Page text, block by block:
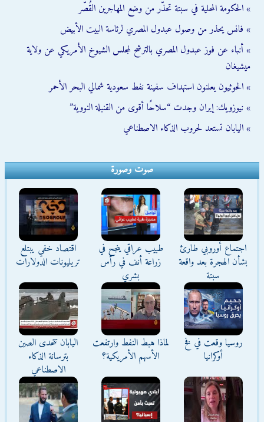
» الحكومة المحلية في سبتة تحذّر من وضع المهاجرين القُصّر
» فانس يحذر من وصول عبدول المصري لرئاسة البيت الأبيض
» أنباء عن فوز عبدول المصري بالترشح لمجلس الشيوخ الأمريكي عن ولاية
ميشيغان
» الحوثيون يعلنون استهداف سفينة نفط سعودية شمالي البحر الأحمر
» نيوزويك: إيران وجدت “سلاحًا أقوى من القنبلة النووية”
» اليابان تستعد لحروب الذكاء الاصطناعي
صوت وصورة
اجتماع أوروبي طارئ
بشأن الهجرة بعد واقعة
سبتة
طبيب عراقي ينجح في
زراعة أنف في رأس
بشري
اقتصاد خفي يبتلع
تريليونات الدولارات
روسيا وقعت في فخ
أوكرانيا
لماذا هبط النفط وارتفعت
الأسهم الأمريكية؟
اليابان تتحدى الصين
بترسانة الذكاء
الاصطناعي